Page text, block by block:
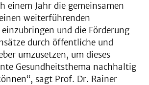
einem Jahr die gemeinsamen
weiterführenden
und die Förderung
durch öffentliche und
umzusetzen, um dieses
Gesundheitsthema nachhaltig
sagt Prof. Dr. Rainer